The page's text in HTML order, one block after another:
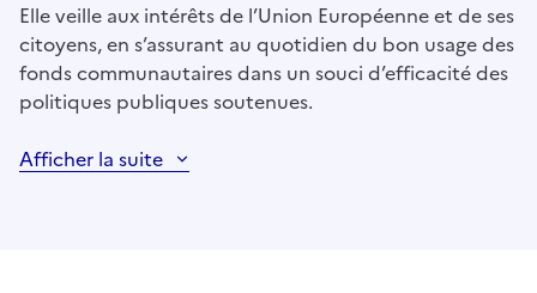
Elle veille aux intérêts de l’Union Européenne et de ses
citoyens, en s’assurant au quotidien du bon usage des
fonds communautaires dans un souci d’efficacité des
politiques publiques soutenues.
Afficher la suite